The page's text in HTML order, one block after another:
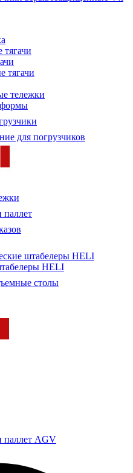
тягачи
тягачи
тележки
для погрузчиков
паллет
штабелеры HELI
HELI
столы
паллет AGV